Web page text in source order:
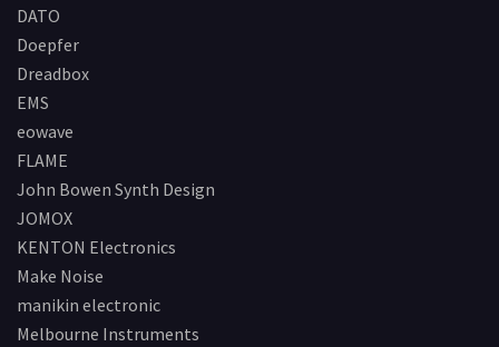
DATO
Doepfer
Dreadbox
EMS
eowave
FLAME
John Bowen Synth Design
JOMOX
KENTON Electronics
Make Noise
manikin electronic
Melbourne Instruments